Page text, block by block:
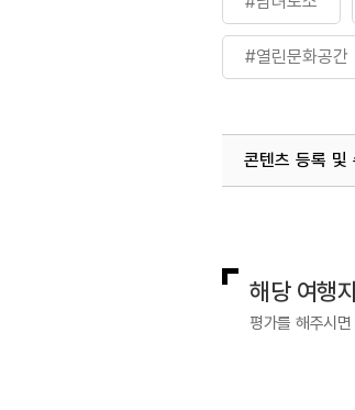
#열린문화공간
콘텐츠 등록 및
해당 여행
평가를 해주시